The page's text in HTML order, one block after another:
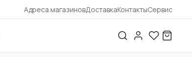
Адреса магазиновДоставкаКонтактыСервис